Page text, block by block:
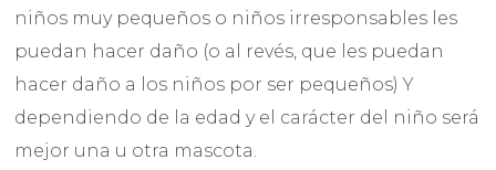
niños muy pequeños o niños irresponsables les
puedan hacer daño (o al revés, que les puedan
hacer daño a los niños por ser pequeños) Y
dependiendo de la edad y el carácter del niño será
mejor una u otra mascota.